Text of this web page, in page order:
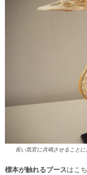
長い気官に共鳴させること
標本が触れるブースはこ